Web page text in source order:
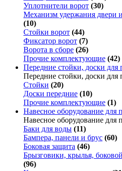
Уплотнители ворот (30)
Механизм удержания двери
(10)
Стойки ворот (44)
Фиксатор ворот (7)
Ворота в сборе (26)
Прочие комплектующие (42)
Передние стойки, доски для
Передние стойки, доски для
Стойки (20)
Доски передние (10)
Прочие комплектующие (1)
Навесное оборудование для
Навесное оборудование для
Баки для воды (11)
Бампера, панели и брус (60)
Боковая защита (46)
Брызговики, крылья,
(96)